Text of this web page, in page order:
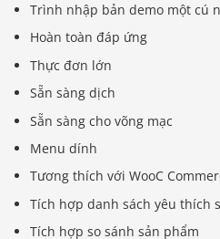
Trình nhập bản demo một cú
Hoàn toàn đáp ứng
Thực đơn lớn
Sẵn sàng dịch
Sẵn sàng cho võng mạc
Menu dính
Tương thích với WooC
Tích hợp danh sách yêu thích
Tích hợp so sánh sản phẩm